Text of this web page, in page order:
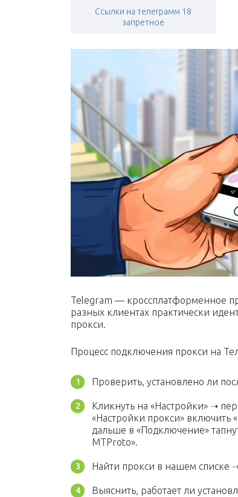
Ссылки на телеграмм 18
запретное
Telegram — кроссплатформенное
разных клиентах практически
прокси.
Процесс подключения прокси на
Проверить, установлено ли
Кликнуть на «Настройки» ➝
«Настройки прокси» включить
дальше в «Подключение»
MTProto».
Найти прокси в нашем списке
Выяснить, работает ли